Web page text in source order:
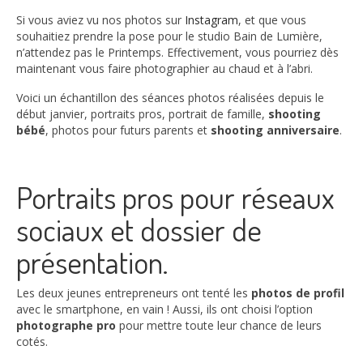
Si vous aviez vu nos photos sur Instagram, et que vous
souhaitiez prendre la pose pour le studio Bain de Lumière,
n’attendez pas le Printemps. Effectivement, vous pourriez dès
maintenant vous faire photographier au chaud et à l’abri.
Voici un échantillon des séances photos réalisées depuis le
début janvier, portraits pros, portrait de famille, shooting
bébé, photos pour futurs parents et shooting anniversaire.
Portraits pros pour réseaux
sociaux et dossier de
présentation.
Les deux jeunes entrepreneurs ont tenté les photos de profil
avec le smartphone, en vain ! Aussi, ils ont choisi l’option
photographe pro pour mettre toute leur chance de leurs
cotés.